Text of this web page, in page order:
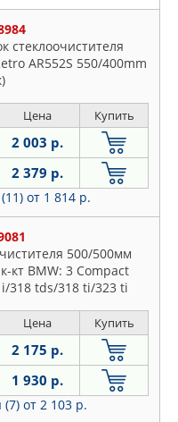
стеклоочистителя
AR552S 550/400mm
Цена Купить
2 003 р.
2 379 р.
от 1 814 р.
500/500мм
кт BMW: 3 Compact
i/318 tds/318 ti/323 ti
03
Цена Купить
2 175 р.
1 930 р.
(7) от 2 103 р.